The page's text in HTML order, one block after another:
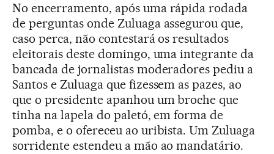
No encerramento, após uma rápida rodada
de perguntas onde Zuluaga assegurou que,
caso perca, não contestará os resultados
eleitorais deste domingo, uma integrante da
bancada de jornalistas moderadores pediu a
Santos e Zuluaga que fizessem as pazes, ao
que o presidente apanhou um broche que
tinha na lapela do paletó, em forma de
pomba, e o ofereceu ao uribista. Um Zuluaga
sorridente estendeu a mão ao mandatário.